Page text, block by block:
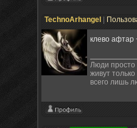
TechnoArhangel
клево афтар
Люди
живут
всего лишь